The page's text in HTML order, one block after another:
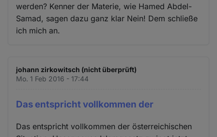
werden? Kenner der Materie, wie Hamed Abdel-
Samad, sagen dazu ganz klar Nein! Dem schließe
ich mich an.
johann zirkowitsch (nicht überprüft)
Mo. 1 Feb 2016 - 17:44
Das entspricht vollkommen der
Das entspricht vollkommen der österreichischen